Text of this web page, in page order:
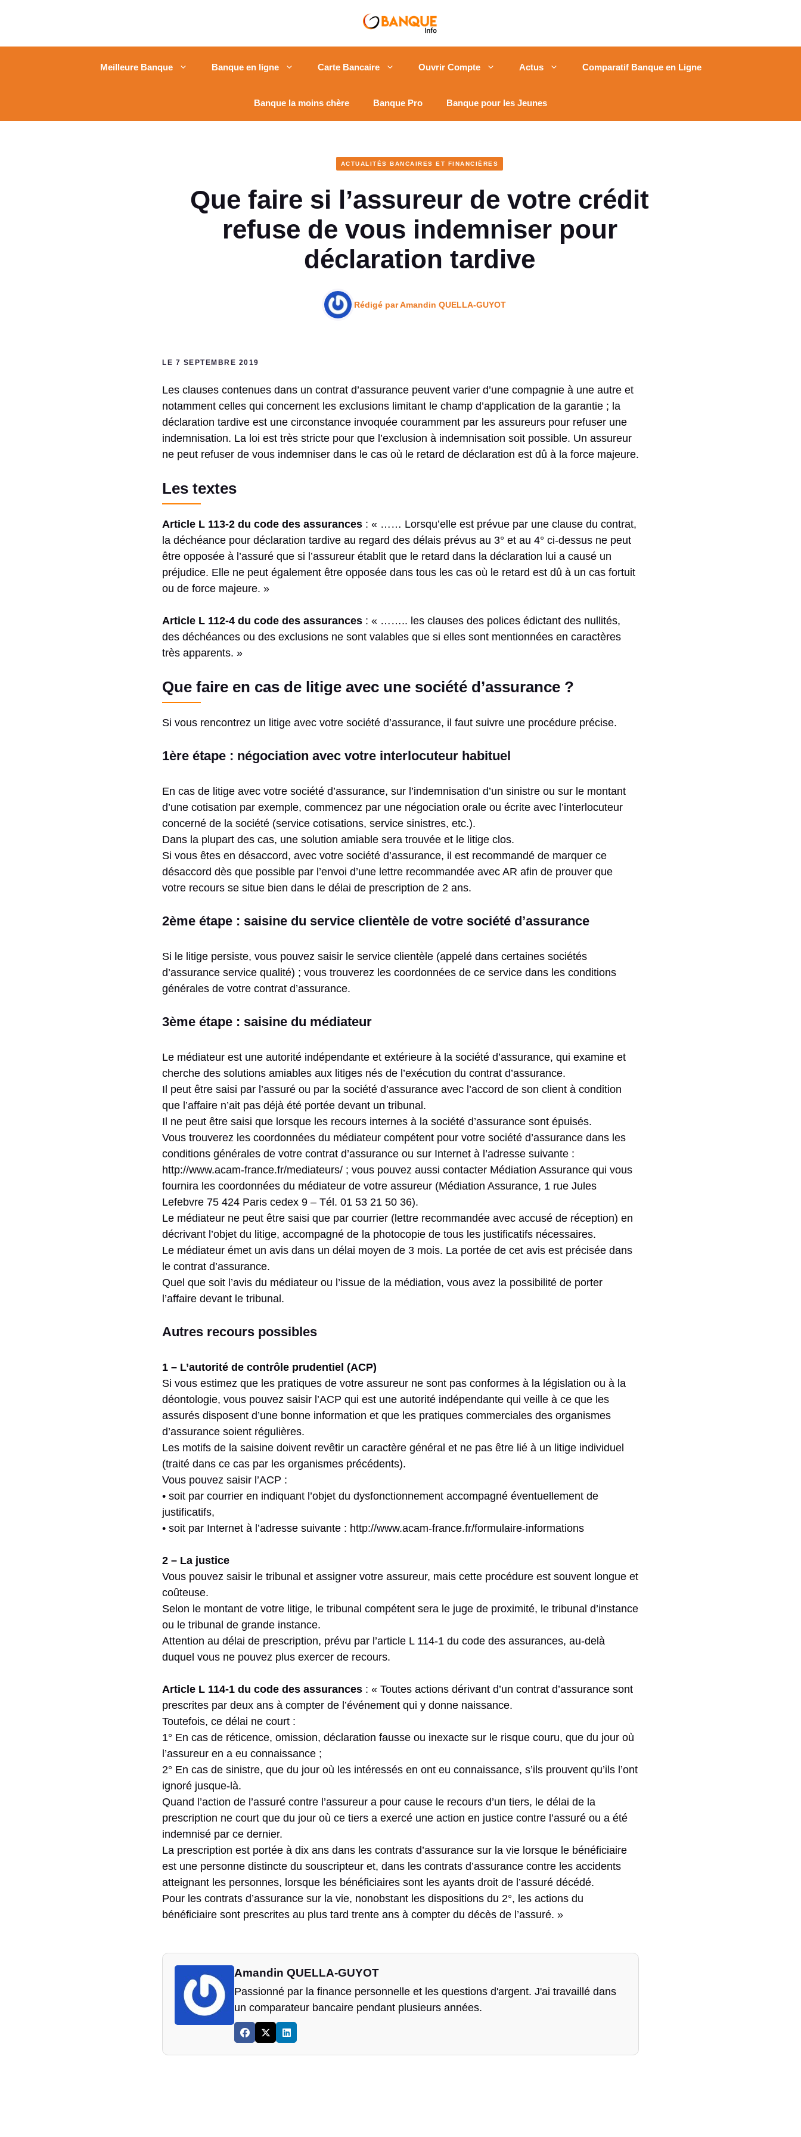
Meilleure Banque Banque en ligne Carte Bancaire Ouvrir Compte Actus Comparatif Banque en Ligne
Banque la moins chère Banque Pro Banque pour les Jeunes
ACTUALITÉS BANCAIRES ET FINANCIÈRES
Que faire si l’assureur de votre crédit
refuse de vous indemniser pour
déclaration tardive
Rédigé parAmandin QUELLA-GUYOT
LE 7 SEPTEMBRE 2019
Les clauses contenues dans un contrat d’assurance peuvent varier d’une compagnie à une autre et
notamment celles qui concernent les exclusions limitant le champ d’application de la garantie ; la
déclaration tardive est une circonstance invoquée couramment par les assureurs pour refuser une
indemnisation. La loi est très stricte pour que l’exclusion à indemnisation soit possible. Un assureur
ne peut refuser de vous indemniser dans le cas où le retard de déclaration est dû à la force majeure.
Les textes
Article L 113-2 du code des assurances : « …… Lorsqu’elle est prévue par une clause du contrat,
la déchéance pour déclaration tardive au regard des délais prévus au 3° et au 4° ci-dessus ne peut
être opposée à l’assuré que si l’assureur établit que le retard dans la déclaration lui a causé un
préjudice. Elle ne peut également être opposée dans tous les cas où le retard est dû à un cas fortuit
ou de force majeure. »
Article L 112-4 du code des assurances : « …….. les clauses des polices édictant des nullités,
des déchéances ou des exclusions ne sont valables que si elles sont mentionnées en caractères
très apparents. »
Que faire en cas de litige avec une société d’assurance ?
Si vous rencontrez un litige avec votre société d’assurance, il faut suivre une procédure précise.
1ère étape : négociation avec votre interlocuteur habituel
En cas de litige avec votre société d’assurance, sur l’indemnisation d’un sinistre ou sur le montant
d’une cotisation par exemple, commencez par une négociation orale ou écrite avec l’interlocuteur
concerné de la société (service cotisations, service sinistres, etc.).
Dans la plupart des cas, une solution amiable sera trouvée et le litige clos.
Si vous êtes en désaccord, avec votre société d’assurance, il est recommandé de marquer ce
désaccord dès que possible par l’envoi d’une lettre recommandée avec AR afin de prouver que
votre recours se situe bien dans le délai de prescription de 2 ans.
2ème étape : saisine du service clientèle de votre société d’assurance
Si le litige persiste, vous pouvez saisir le service clientèle (appelé dans certaines sociétés
d’assurance service qualité) ; vous trouverez les coordonnées de ce service dans les conditions
générales de votre contrat d’assurance.
3ème étape : saisine du médiateur
Le médiateur est une autorité indépendante et extérieure à la société d’assurance, qui examine et
cherche des solutions amiables aux litiges nés de l’exécution du contrat d’assurance.
Il peut être saisi par l’assuré ou par la société d’assurance avec l’accord de son client à condition
que l’affaire n’ait pas déjà été portée devant un tribunal.
Il ne peut être saisi que lorsque les recours internes à la société d’assurance sont épuisés.
Vous trouverez les coordonnées du médiateur compétent pour votre société d’assurance dans les
conditions générales de votre contrat d’assurance ou sur Internet à l’adresse suivante :
http://www.acam-france.fr/mediateurs/ ; vous pouvez aussi contacter Médiation Assurance qui vous
fournira les coordonnées du médiateur de votre assureur (Médiation Assurance, 1 rue Jules
Lefebvre 75 424 Paris cedex 9 – Tél. 01 53 21 50 36).
Le médiateur ne peut être saisi que par courrier (lettre recommandée avec accusé de réception) en
décrivant l’objet du litige, accompagné de la photocopie de tous les justificatifs nécessaires.
Le médiateur émet un avis dans un délai moyen de 3 mois. La portée de cet avis est précisée dans
le contrat d’assurance.
Quel que soit l’avis du médiateur ou l’issue de la médiation, vous avez la possibilité de porter
l’affaire devant le tribunal.
Autres recours possibles
1 – L’autorité de contrôle prudentiel (ACP)
Si vous estimez que les pratiques de votre assureur ne sont pas conformes à la législation ou à la
déontologie, vous pouvez saisir l’ACP qui est une autorité indépendante qui veille à ce que les
assurés disposent d’une bonne information et que les pratiques commerciales des organismes
d’assurance soient régulières.
Les motifs de la saisine doivent revêtir un caractère général et ne pas être lié à un litige individuel
(traité dans ce cas par les organismes précédents).
Vous pouvez saisir l’ACP :
• soit par courrier en indiquant l’objet du dysfonctionnement accompagné éventuellement de
justificatifs,
• soit par Internet à l’adresse suivante : http://www.acam-france.fr/formulaire-informations
2 – La justice
Vous pouvez saisir le tribunal et assigner votre assureur, mais cette procédure est souvent longue et
coûteuse.
Selon le montant de votre litige, le tribunal compétent sera le juge de proximité, le tribunal d’instance
ou le tribunal de grande instance.
Attention au délai de prescription, prévu par l’article L 114-1 du code des assurances, au-delà
duquel vous ne pouvez plus exercer de recours.
Article L 114-1 du code des assurances : « Toutes actions dérivant d’un contrat d’assurance sont
prescrites par deux ans à compter de l’événement qui y donne naissance.
Toutefois, ce délai ne court :
1° En cas de réticence, omission, déclaration fausse ou inexacte sur le risque couru, que du jour où
l’assureur en a eu connaissance ;
2° En cas de sinistre, que du jour où les intéressés en ont eu connaissance, s’ils prouvent qu’ils l’ont
ignoré jusque-là.
Quand l’action de l’assuré contre l’assureur a pour cause le recours d’un tiers, le délai de la
prescription ne court que du jour où ce tiers a exercé une action en justice contre l’assuré ou a été
indemnisé par ce dernier.
La prescription est portée à dix ans dans les contrats d’assurance sur la vie lorsque le bénéficiaire
est une personne distincte du souscripteur et, dans les contrats d’assurance contre les accidents
atteignant les personnes, lorsque les bénéficiaires sont les ayants droit de l’assuré décédé.
Pour les contrats d’assurance sur la vie, nonobstant les dispositions du 2°, les actions du
bénéficiaire sont prescrites au plus tard trente ans à compter du décès de l’assuré. »
Amandin QUELLA-GUYOT
Passionné par la finance personnelle et les questions d'argent. J'ai travaillé dans
un comparateur bancaire pendant plusieurs années.